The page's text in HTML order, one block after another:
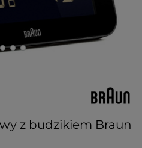
z budzikiem Braun